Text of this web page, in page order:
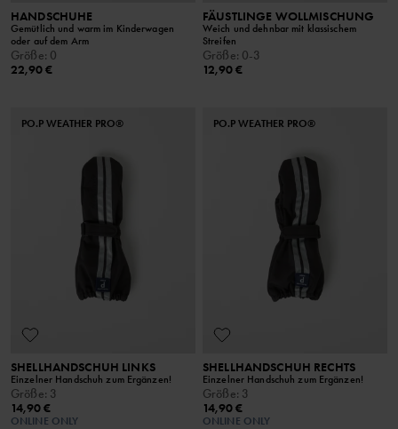
HANDSCHUHE
Gemütlich und warm im Kinderwagen
oder auf dem Arm
Größe: 0
22,90 €
FÄUSTLINGE WOLLMISCHUNG
Weich und dehnbar mit klassischem
Streifen
Größe: 0-3
12,90 €
PO.P WEATHER PRO®
SHELLHANDSCHUH LINKS
Einzelner Handschuh zum Ergänzen!
Größe: 3
14,90 €
ONLINE ONLY
PO.P WEATHER PRO®
SHELLHANDSCHUH RECHTS
Einzelner Handschuh zum Ergänzen!
Größe: 3
14,90 €
ONLINE ONLY